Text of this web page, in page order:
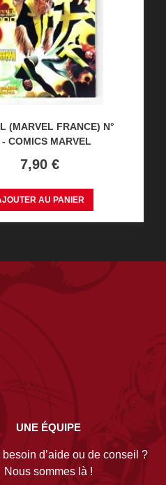
(MARVEL FRANCE) N°
- COMICS MARVEL
Prix
7,90 €
AU PANIER
UNE ÉQUIPE
d’aide ou de conseil ?
Nous sommes là !